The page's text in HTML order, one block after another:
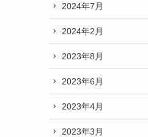
2024年7月
2024年2月
2023年8月
2023年6月
2023年4月
2023年3月